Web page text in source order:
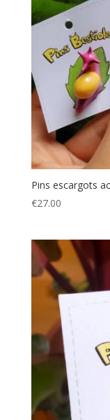
Pins escargots
€27.00